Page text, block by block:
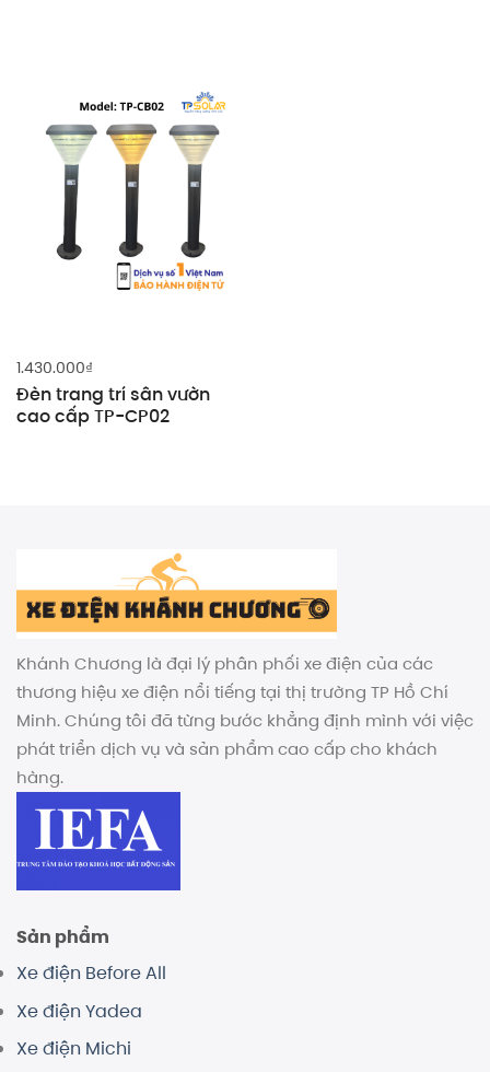
1.430.000₫
Đèn trang trí sân vườn
cao cấp TP-CP02
Khánh Chương là đại lý phân phối xe điện của các
thương hiệu xe điện nổi tiếng tại thị trường TP Hồ Chí
Minh. Chúng tôi đã từng bước khẳng định mình với việc
phát triển dịch vụ và sản phẩm cao cấp cho khách
hàng.
Sản phẩm
Xe điện Before All
Xe điện Yadea
Xe điện Michi